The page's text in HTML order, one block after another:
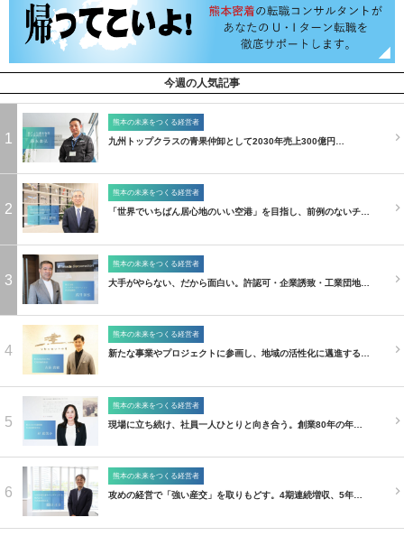
今週の人気記事
1
熊本の未来をつくる経営者
九州トップクラスの青果仲卸として2030年売上300億円…
2
熊本の未来をつくる経営者
「世界でいちばん居心地のいい空港」を目指し、前例のないチ…
3
熊本の未来をつくる経営者
大手がやらない、だから面白い。許認可・企業誘致・工業団地…
4
熊本の未来をつくる経営者
新たな事業やプロジェクトに参画し、地域の活性化に邁進する…
5
熊本の未来をつくる経営者
現場に立ち続け、社員一人ひとりと向き合う。創業80年の年…
6
熊本の未来をつくる経営者
攻めの経営で「強い産交」を取りもどす。4期連続増収、5年…